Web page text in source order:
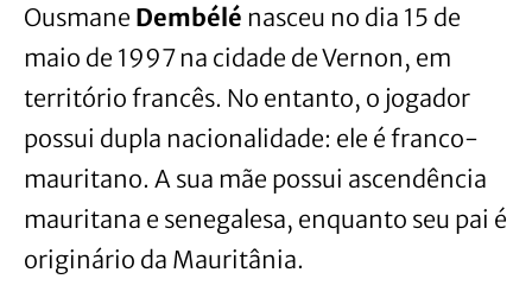
Ousmane Dembélé nasceu no dia 15 de
maio de 1997 na cidade de Vernon, em
território francês. No entanto, o jogador
possui dupla nacionalidade: ele é franco-
mauritano. A sua mãe possui ascendência
mauritana e senegalesa, enquanto seu pai é
originário da Mauritânia.